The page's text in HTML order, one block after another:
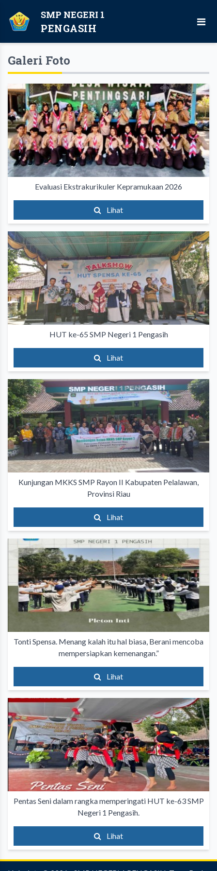
SMP NEGERI 1
PENGASIH
Galeri Foto
Evaluasi Ekstrakurikuler Kepramukaan 2026
Lihat
HUT ke-65 SMP Negeri 1 Pengasih
Lihat
Kunjungan MKKS SMP Rayon II Kabupaten Pelalawan,
Provinsi Riau
Lihat
Tonti Spensa. Menang kalah itu hal biasa, Berani mencoba
mempersiapkan kemenangan.”
Lihat
Pentas Seni dalam rangka memperingati HUT ke-63 SMP
Negeri 1 Pengasih.
Lihat